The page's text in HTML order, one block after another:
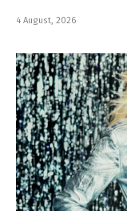
4 August, 2026